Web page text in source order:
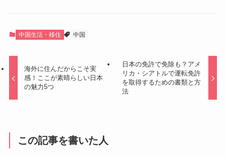
中国生活・移住 中国
海外に住んだからこそ実
感！ここが素晴らしい日本
の魅力5つ
日本の免許で免除も？アメ
リカ・シアトルで運転免許
を取得するための書類と方
法
この記事を書いた人